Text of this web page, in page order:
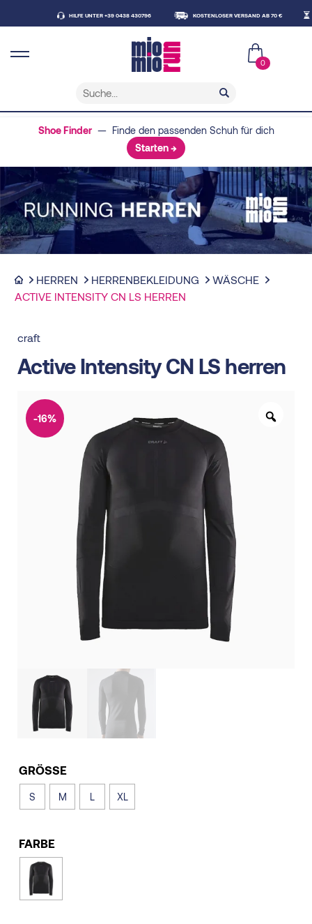
HILFE UNTER +39 0438 430796 KOSTENLOSER VERSAND AB 70 €
0
Shoe Finder— Finde den passenden Schuh für dich
Starten →
HERREN HERRENBEKLEIDUNG
WÄSCHE
ACTIVE INTENSITY CN LS HERREN
craft
Active Intensity CN LS herren
-16%
GRÖSSE
S M L XL
FARBE